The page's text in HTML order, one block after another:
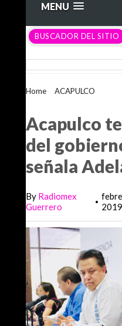
MENU
BUSCADOR DEL SITIO
Home ACAPULCO
Acapulco
del
señala
By Radiomex
Guerrero
• 2019